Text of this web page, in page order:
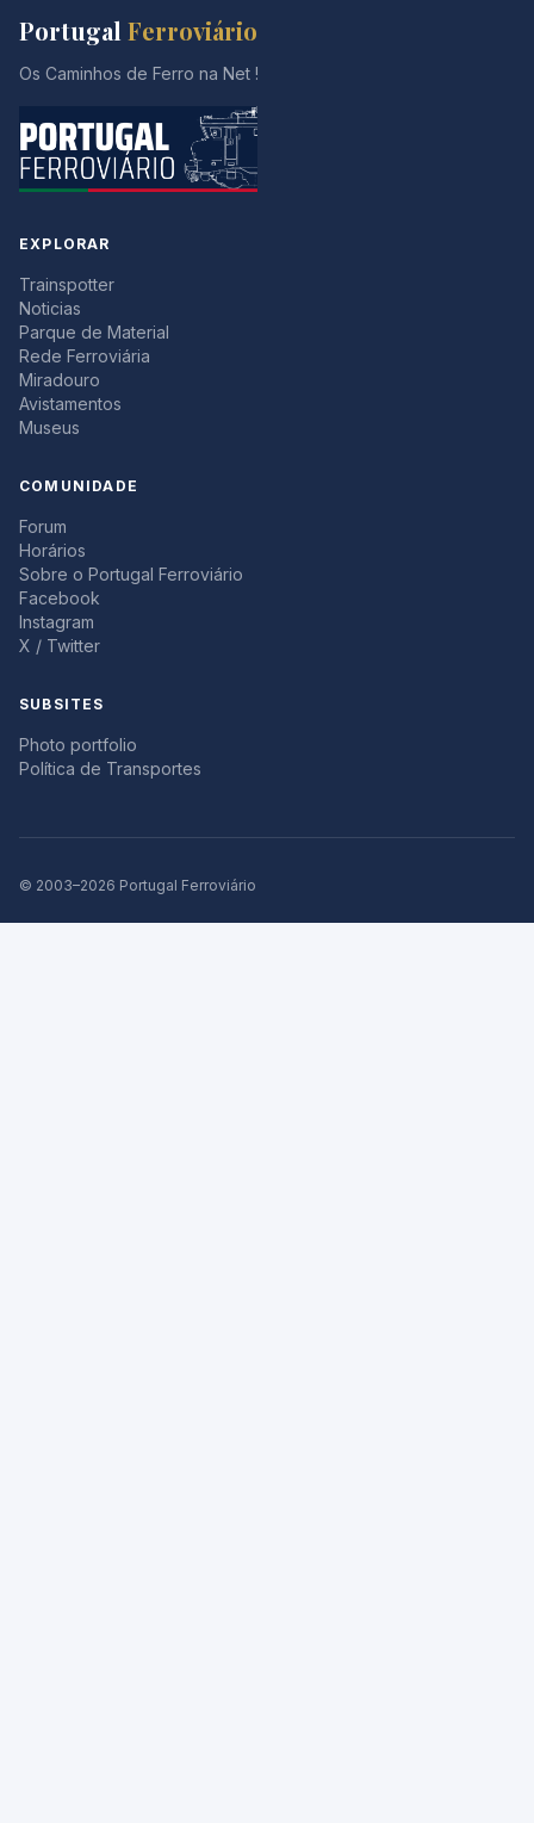
Portugal Ferroviário
Os Caminhos de Ferro na Net !
EXPLORAR
Trainspotter
Noticias
Parque de Material
Rede Ferroviária
Miradouro
Avistamentos
Museus
COMUNIDADE
Forum
Horários
Sobre o Portugal Ferroviário
Facebook
Instagram
X / Twitter
SUBSITES
Photo portfolio
Política de Transportes
© 2003–2026 Portugal Ferroviário